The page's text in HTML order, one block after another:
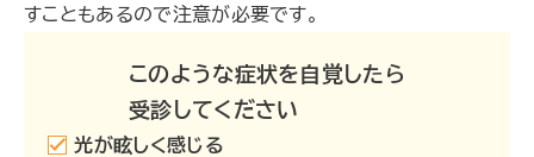
すこともあるので注意が必要です。
このような症状を自覚したら
受診してください
光が眩しく感じる